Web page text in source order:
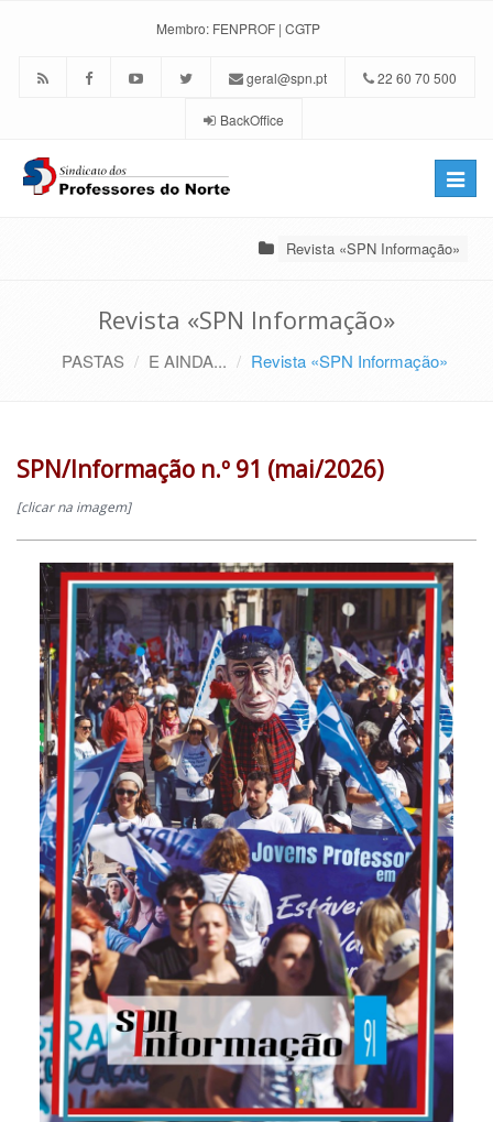
Membro: FENPROF | CGTP
geral@spn.pt 22 60 70 500
BackOffice
Toggle
Revista «SPN Informação»
Revista «SPN Informação»
PASTAS E AINDA... Revista «SPN Informação»
SPN/Informação n.º 91 (mai/2026)
[clicar na imagem]